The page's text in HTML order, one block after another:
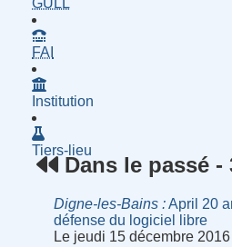
FAI
Institution
Tiers-lieu
Dans le passé -
Digne-les-Bains
April 20
défense du logiciel libre
Le jeudi 15 décembre